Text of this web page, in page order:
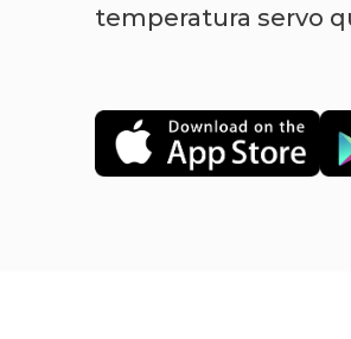
temperatura servo